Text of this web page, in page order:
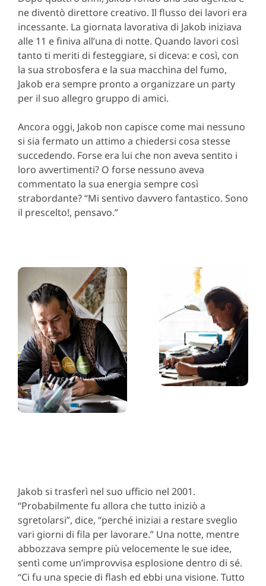
ne diventò direttore creativo. Il flusso dei lavori era
incessante. La giornata lavorativa di Jakob iniziava
alle 11 e finiva all’una di notte. Quando lavori così
tanto ti meriti di festeggiare, si diceva: e così, con
la sua strobosfera e la sua macchina del fumo,
Jakob era sempre pronto a organizzare un party
per il suo allegro gruppo di amici.
Ancora oggi, Jakob non capisce come mai nessuno
si sia fermato un attimo a chiedersi cosa stesse
succedendo. Forse era lui che non aveva sentito i
loro avvertimenti? O forse nessuno aveva
commentato la sua energia sempre così
strabordante? “Mi sentivo davvero fantastico. Sono
il prescelto!, pensavo.”
Jakob si trasferì nel suo ufficio nel 2001.
“Probabilmente fu allora che tutto iniziò a
sgretolarsi”, dice, “perché iniziai a restare sveglio
vari giorni di fila per lavorare.” Una notte, mentre
abbozzava sempre più velocemente le sue idee,
sentì come un’improvvisa esplosione dentro di sé.
“Ci fu una specie di flash ed ebbi una visione. Tutto